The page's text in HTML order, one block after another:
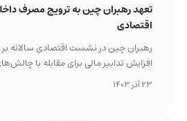
تعهد رهبران چین به ترویج مصرف
اقتصادی
رهبران چین در نشست اقتصادی سالانه بر
افزایش تدابیر مالی برای مقابله با چالش‌های